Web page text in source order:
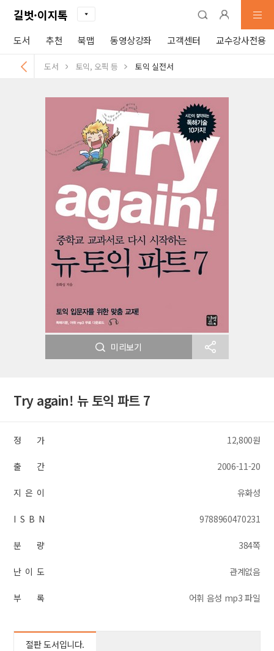
길벗·이지톡
도서 추천 북맵 동영상강좌 고객센터 교수강사전용
도서 토익, 오픽 등 토익 실전서
미리보기
Try again! 뉴 토익 파트 7
정 가 12,800원
출 간 2006-11-20
지 은 이 유화성
I S B N 9788960470231
분 량 384쪽
난 이 도 관계없음
부 록 어휘 음성 mp3 파일
절판 도서입니다.